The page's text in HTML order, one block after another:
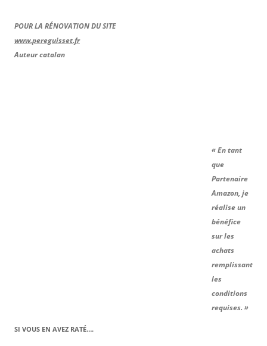
POUR LA RÉNOVATION DU SITE
www.pereguisset.fr
Auteur catalan
« En tant
que
Partenaire
Amazon, je
réalise un
bénéfice
sur les
achats
remplissant
les
conditions
requises. »
SI VOUS EN AVEZ RATÉ….